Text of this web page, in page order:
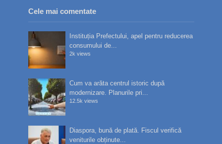
Cele mai comentate
Instituția Prefectului, apel pentru reducerea
consumului de...
2k views
Cum va arăta centrul istoric după
modernizare. Planurile pri...
12.5k views
Diaspora, bună de plată. Fiscul verifică
veniturile obținute...